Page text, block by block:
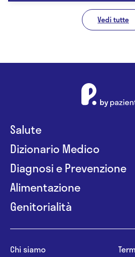
Vedi tutte
Salute
Dizionario Medico
Diagnosi e Prevenzione
Alimentazione
Genitorialità
Chi siamo